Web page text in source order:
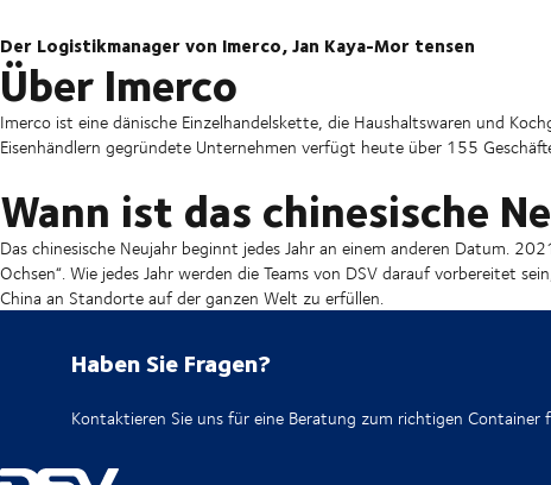
Der Logistikmanager von Imerco, Jan Kaya-Mor tensen
Über Imerco
Imerco ist eine dänische Einzelhandelskette, die Haushaltswaren und
Eisenhändlern gegründete Unternehmen verfügt heute über 155
Wann ist das chinesische
Das chinesische Neujahr beginnt jedes Jahr an einem anderen Datum.
Ochsen“. Wie jedes Jahr werden die Teams von DSV darauf vorbereitet
China an Standorte auf der ganzen Welt zu erfüllen.
Haben Sie Fragen?
Kontaktieren Sie uns für eine Beratung zum richtigen Container